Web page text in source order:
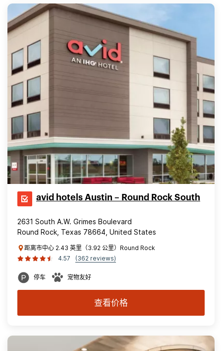
avid hotels Austin – Round Rock South
2631 South A.W. Grimes Boulevard
Round Rock, Texas 78664, United States
距离市中心 2.43 英里（3.92 公里）Round Rock
4.57
(362 reviews)
停车 宠物友好
查看价格